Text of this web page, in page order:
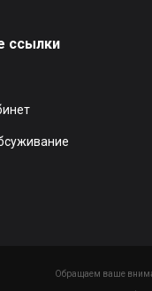
ссылки
Обращаем ваше